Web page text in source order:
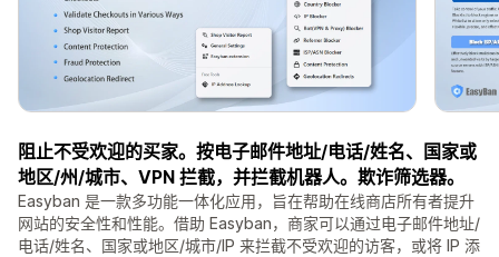
阻止不受欢迎的买家。按电子邮件地址/电话/姓名、国家或
地区/州/城市、VPN 拦截，并拦截机器人。欺诈筛选器。
Easyban 是一款多功能一体化应用，旨在帮助在线商店所有者提升
网站的安全性和性能。借助 Easyban，商家可以通过电子邮件地址/
电话/姓名、国家或地区/城市/IP 来拦截不受欢迎的访客，或将 IP 添